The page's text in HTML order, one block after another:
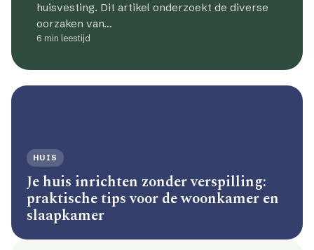
huisvesting. Dit artikel onderzoekt de diverse
oorzaken van…
6 min leestijd
HUIS
Je huis inrichten zonder verspilling:
praktische tips voor de woonkamer en
slaapkamer